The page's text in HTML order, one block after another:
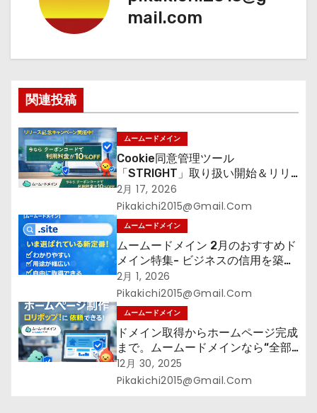
ゲ
シ
ョ
ン
mail.com
関連投稿
ムームードメイン
Cookie同意管理ツール
「STRIGHT」取り扱い開始＆リリ
ース記念キャンペーン【ムームード
メイン】
2月 17, 2026
Pikakichi2015@gmail.com
ムームードメイン
ムームードメイン 2月のおすすめド
メイン特集- ビジネスの信用を築く
――そのすべての起点となるのが独
自ドメイン
2月 1, 2026
Pikakichi2015@gmail.com
ムームードメイン
ドメイン取得からホームページ完成
まで。ムームードメインなら“全部
まとめて”安心スタート
12月 30, 2025
Pikakichi2015@gmail.com